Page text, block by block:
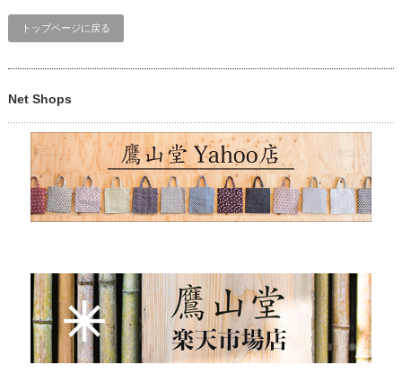
トップページに戻る
Net Shops